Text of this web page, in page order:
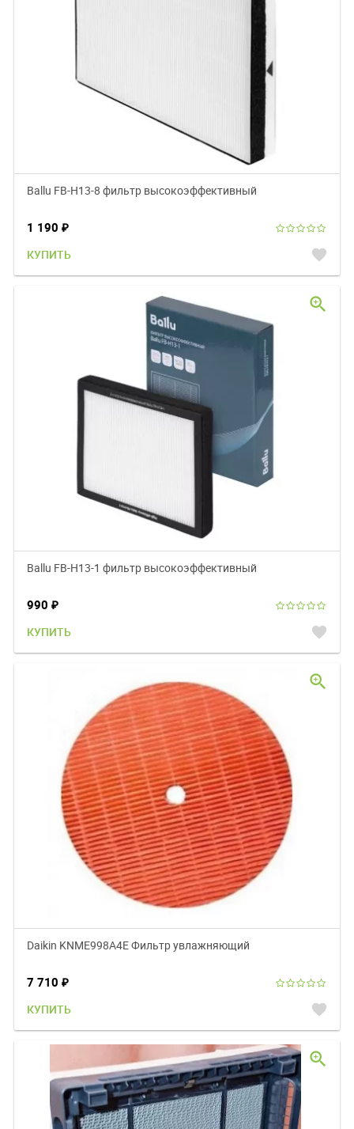
Ballu FB-H13-8 фильтр высокоэффективный
1 190 ₽
КУПИТЬ favorite
Ballu FB-H13-1 фильтр высокоэффективный
990 ₽
КУПИТЬ favorite
zoom_in
Daikin KNME998A4E Фильтр увлажняющий
7 710 ₽
КУПИТЬ favorite
zoom_in
zoom_in